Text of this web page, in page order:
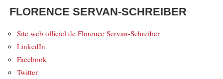
FLORENCE SERVAN-SCHREIBER
Site web officiel de Florence Servan-Schreiber
LinkedIn
Facebook
Twitter